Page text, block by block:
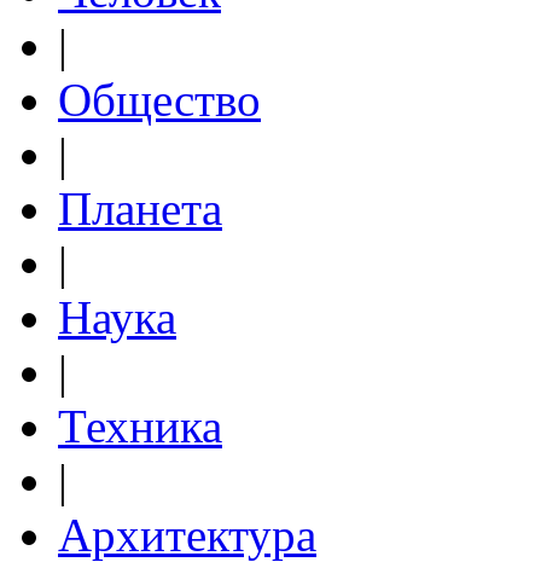
|
Общество
|
Планета
|
Наука
|
Техника
|
Архитектура